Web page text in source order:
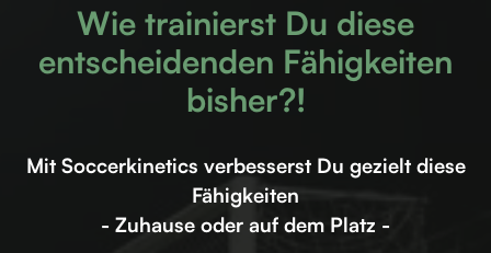
Wie trainierst Du diese
entscheidenden Fähigkeiten
bisher?!
Mit Soccerkinetics verbesserst Du gezielt diese
Fähigkeiten
- Zuhause oder auf dem Platz -